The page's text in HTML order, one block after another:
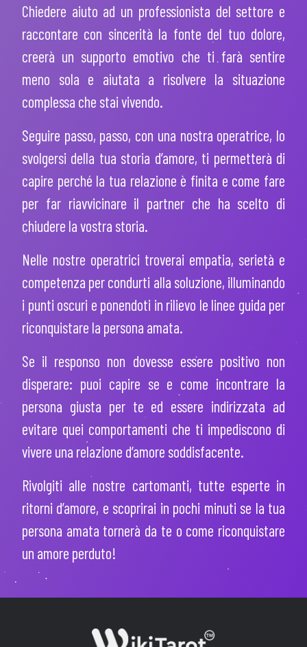
Chiedere aiuto ad un professionista del settore e
raccontare con sincerità la fonte del tuo dolore,
creerà un supporto emotivo che ti farà sentire
meno sola e aiutata a risolvere la situazione
complessa che stai vivendo.
Seguire passo, passo, con una nostra operatrice, lo
svolgersi della tua storia d’amore, ti permetterà di
capire perché la tua relazione è finita e come fare
per far riavvicinare il partner che ha scelto di
chiudere la vostra storia.
Nelle nostre operatrici troverai empatia, serietà e
competenza per condurti alla soluzione, illuminando
i punti oscuri e ponendoti in rilievo le linee guida per
riconquistare la persona amata.
Se il responso non dovesse essere positivo non
disperare: puoi capire se e come incontrare la
persona giusta per te ed essere indirizzata ad
evitare quei comportamenti che ti impediscono di
vivere una relazione d’amore soddisfacente.
Rivolgiti alle nostre cartomanti, tutte esperte in
ritorni d’amore, e scoprirai in pochi minuti se la tua
persona amata tornerà da te o come riconquistare
un amore perduto!